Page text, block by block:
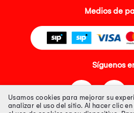
Medios de
Síguenos
Usamos cookies para mejorar su
analizar el uso del sitio. Al hacer clic en